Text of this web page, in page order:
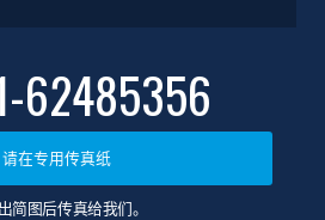
62485356
请在专用传真纸
简图后传真给我们。